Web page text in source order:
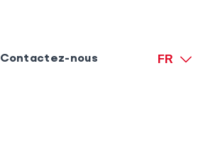
Contactez-nous FR